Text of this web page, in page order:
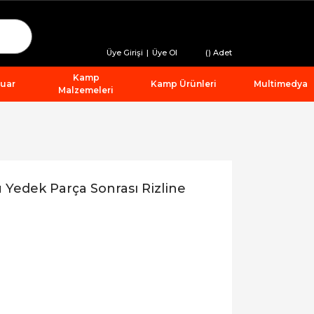
Üye Girişi | Üye Ol () Adet
Kamp
Malzemeleri
Kamp Ürünleri Multimedya
Parça Sonrası Rizline